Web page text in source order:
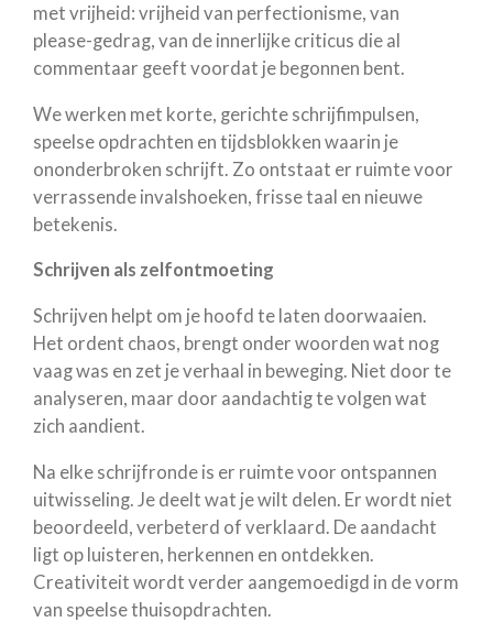
met vrijheid: vrijheid van perfectionisme, van
please-gedrag, van de innerlijke criticus die al
commentaar geeft voordat je begonnen bent.
We werken met korte, gerichte schrijfimpulsen,
speelse opdrachten en tijdsblokken waarin je
ononderbroken schrijft. Zo ontstaat er ruimte voor
verrassende invalshoeken, frisse taal en nieuwe
betekenis.
Schrijven als zelfontmoeting
Schrijven helpt om je hoofd te laten doorwaaien.
Het ordent chaos, brengt onder woorden wat nog
vaag was en zet je verhaal in beweging. Niet door te
analyseren, maar door aandachtig te volgen wat
zich aandient.
Na elke schrijfronde is er ruimte voor ontspannen
uitwisseling. Je deelt wat je wilt delen. Er wordt niet
beoordeeld, verbeterd of verklaard. De aandacht
ligt op luisteren, herkennen en ontdekken.
Creativiteit wordt verder aangemoedigd in de vorm
van speelse thuisopdrachten.